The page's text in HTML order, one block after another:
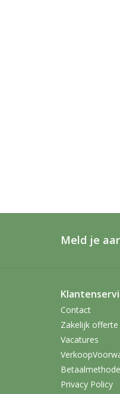
Meld je
Contact
Zakelijk offerte
Vacatures
Privacy Policy